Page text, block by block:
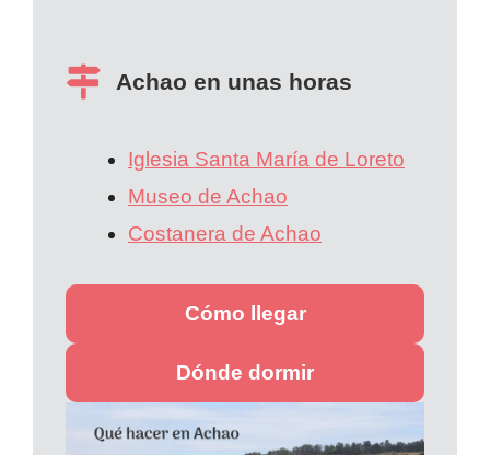
Achao en unas horas
Iglesia Santa María de Loreto
Museo de Achao
Costanera de Achao
Cómo llegar
Dónde dormir